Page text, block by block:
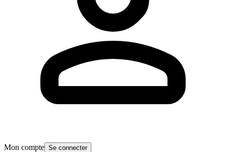
Mon compte Se connecter